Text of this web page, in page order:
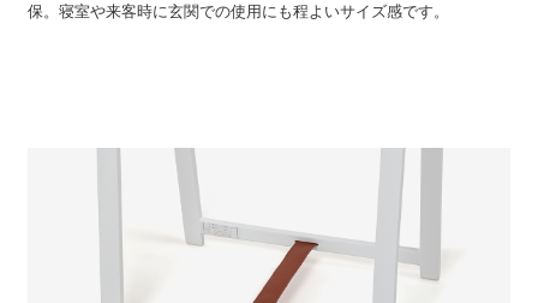
保。寝室や来客時に玄関での使用にも程よいサイズ感です。